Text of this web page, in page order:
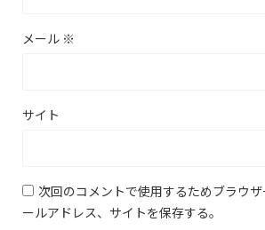
メール ※
サイト
次回のコメントで使用するためブラウ
ールアドレス、サイトを保存する。